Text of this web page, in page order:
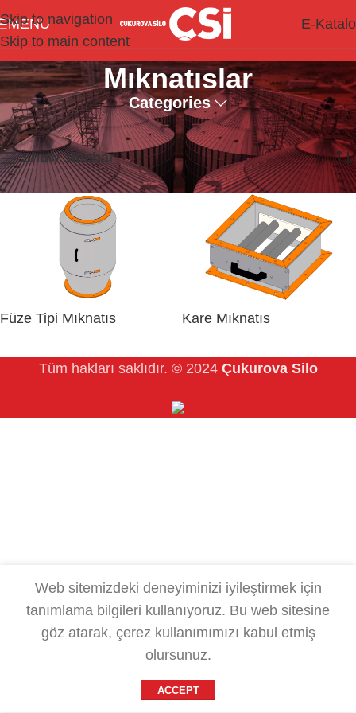
Skip to navigation
Skip to main content
MENU E-
Mıknatıslar
Categories
2 sonucun tümü gösteriliyor
Show sidebar
Füze Tipi Mıknatıs Kare Mıknatıs
Tüm hakları saklıdır. © 2024 Çukurova Silo
Web sitemizdeki deneyiminizi iyileştirmek için
tanımlama bilgileri kullanıyoruz. Bu web sitesine
göz atarak, çerez kullanımımızı kabul etmiş
olursunuz.
ACCEPT